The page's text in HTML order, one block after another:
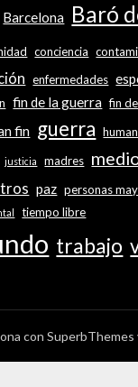
Barcelona Baró
conciencia
enfermedades
fin de la guerra fin
fin guerra
justicia madres
paz personas
tiempo libre
trabajo
con SuperbThemes